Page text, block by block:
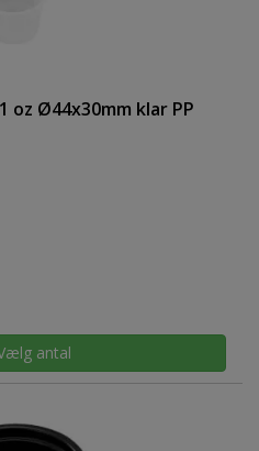
Ø44x30mm klar PP
antal